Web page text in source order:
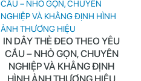
IN DÂY THẺ ĐEO THEO YÊU
CẦU – NHỎ GỌN, CHUYÊN
NGHIỆP VÀ KHẲNG ĐỊNH